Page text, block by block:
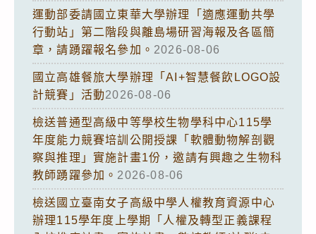
運動部委請國立東華大學辦理「適應運動共學
行動站」第二階段與離島場研習海報及各區簡
章，請踴躍報名參加。 2026-08-06
國立高雄餐旅大學辦理「AI+智慧餐飲LOGO設
計競賽」活動2026-08-06
檢送普通型高級中等學校生物學科中心115學
年度能力競賽培訓公開授課「軟體動物解剖觀
察與推理」實施計畫1份，邀請有興趣之生物科
教師踴躍參加。 2026-08-06
檢送國立臺南女子高級中學人權教育資源中心
辦理115學年度上學期「人權及轉型正義課程